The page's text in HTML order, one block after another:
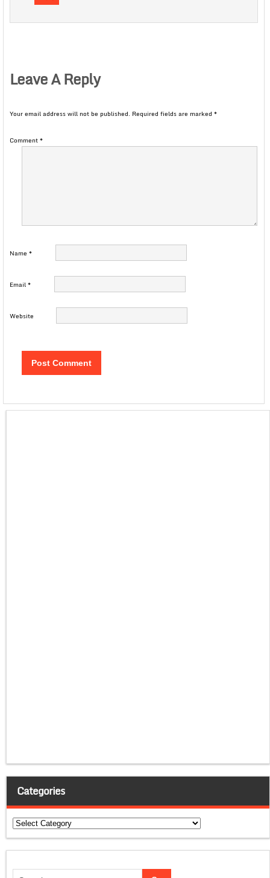
Leave A Reply
Your email address will not be published. Required fields are marked *
Comment*
Name *
Email*
Website
Categories
Categories